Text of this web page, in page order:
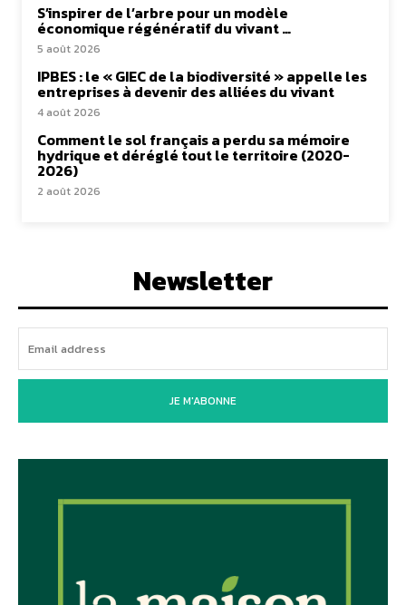
S’inspirer de l’arbre pour un modèle
économique régénératif du vivant …
5 août 2026
IPBES : le « GIEC de la biodiversité » appelle les
entreprises à devenir des alliées du vivant
4 août 2026
Comment le sol français a perdu sa mémoire
hydrique et déréglé tout le territoire (2020-
2026)
2 août 2026
Newsletter
JE M'ABONNE